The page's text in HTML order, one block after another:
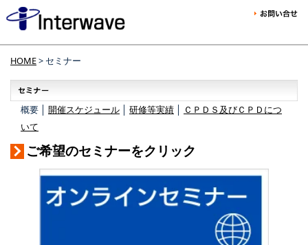
HOME> セミナー
概要 │ 開催スケジュール 研修等実績
ＣＰＤＳ及びＣＰＤにつ
いて
ご希望のセミナーをクリック